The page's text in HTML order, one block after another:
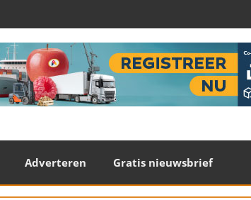
Adverteren Gratis nieuwsbrief